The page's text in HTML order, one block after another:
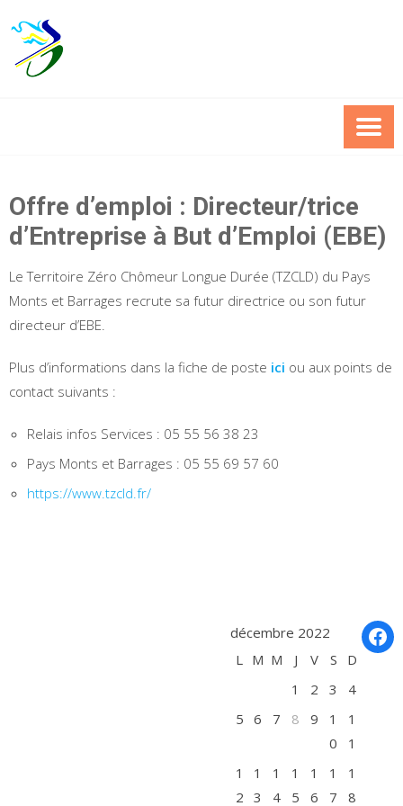
to
content
Offre d’emploi : Directeur/trice
d’Entreprise à But d’Emploi (EBE)
Le Territoire Zéro Chômeur Longue Durée (TZCLD) du Pays
Monts et Barrages recrute sa futur directrice ou son futur
directeur d’EBE.
Plus d’informations dans la fiche de poste ici ou aux points de
contact suivants :
Relais infos Services : 05 55 56 38 23
Pays Monts et Barrages : 05 55 69 57 60
https://www.tzcld.fr/
décembre 2022
L M M J V S
D
1
2 3
4
5 6 7 8 9
1
0
1
1
1
2
1
3
1
4
1
5
1
6
1
7
1
8